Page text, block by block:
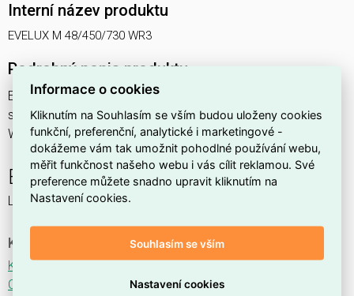
Interní název produktu
EVELUX M 48/450/730 WR3
Podrobný popis produktu
EVELUX M 48/450/730 WR3 77W IP66
svítidlo pouliční s modulem LED, spektrum 730A3, optika
WR3 (Wide Road TYPE I CENTRAL LANE)
EVELUX
LED svítidlo pro osvětlení komunikací.
Ke stažení
Katalogový list
CE
Informace o cookies
Kliknutím na Souhlasím se vším budou uloženy cookies
funkční, preferenční, analytické i marketingové -
dokážeme vám tak umožnit pohodlné používání webu,
měřit funkčnost našeho webu i vás cílit reklamou. Své
preference můžete snadno upravit kliknutím na
Nastavení cookies.
Souhlasím se vším
Nastavení cookies